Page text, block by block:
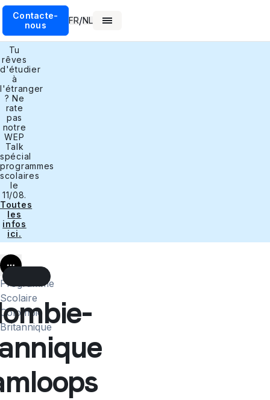
Contacte-
nous
FR/NL
Tu
rêves
d'étudier
à
l'étranger
? Ne
rate
pas
notre
WEP
Talk
spécial
programmes
scolaires
le
11/08.
Toutes
les
infos
ici.
Programme
Scolaire
Colombie
Britannique
...